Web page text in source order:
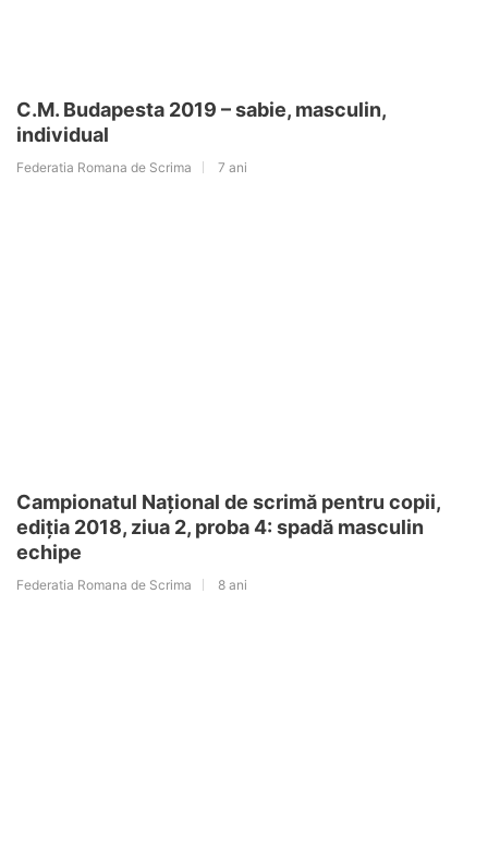
C.M. Budapesta 2019 – sabie, masculin,
individual
Federatia Romana de Scrima 7 ani
Campionatul Național de scrimă pentru copii,
ediția 2018, ziua 2, proba 4: spadă masculin
echipe
Federatia Romana de Scrima 8 ani